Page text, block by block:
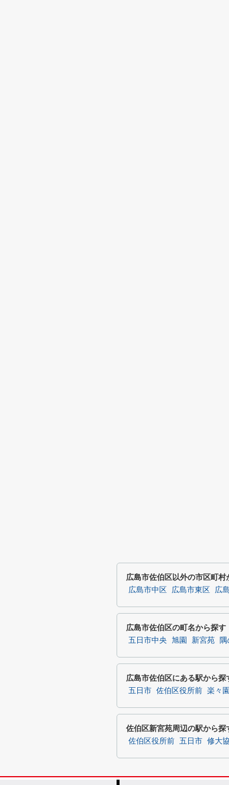
広島市佐伯区以外の市区町村
広島市中区 広島市東区 広
広島市佐伯区の町名から探す
五日市中央 旭園 新宮苑
広島市佐伯区にある駅から探
五日市 佐伯区役所前 楽々園
佐伯区新宮苑周辺の駅から探
佐伯区役所前 五日市 修大